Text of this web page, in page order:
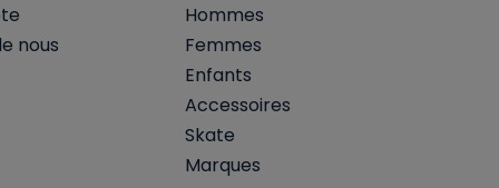
nous
Hommes
Femmes
Enfants
Accessoires
Skate
Marques